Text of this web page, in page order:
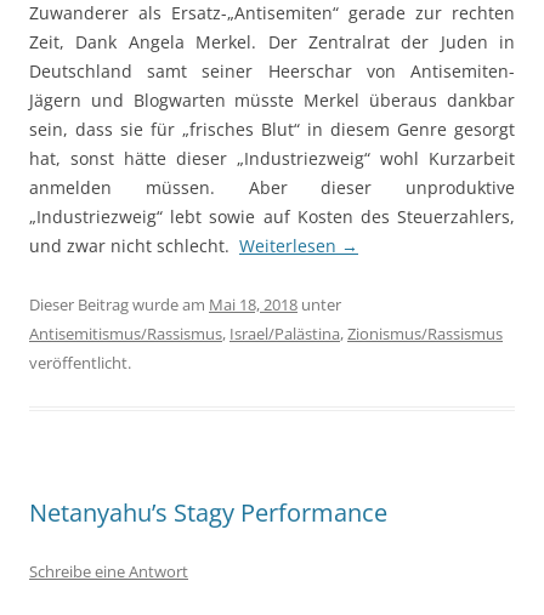
Zuwanderer als Ersatz-„Antisemiten“ gerade zur rechten
Zeit, Dank Angela Merkel. Der Zentralrat der Juden in
Deutschland samt seiner Heerschar von Antisemiten-
Jägern und Blogwarten müsste Merkel überaus dankbar
sein, dass sie für „frisches Blut“ in diesem Genre gesorgt
hat, sonst hätte dieser „Industriezweig“ wohl Kurzarbeit
anmelden müssen. Aber dieser unproduktive
„Industriezweig“ lebt sowie auf Kosten des Steuerzahlers,
und zwar nicht schlecht. Weiterlesen →
Dieser Beitrag wurde am Mai 18, 2018 unter
Antisemitismus/Rassismus, Israel/Palästina,Zionismus/Rassismus
veröffentlicht.
Netanyahu’s Stagy Performance
Schreibe eine Antwort